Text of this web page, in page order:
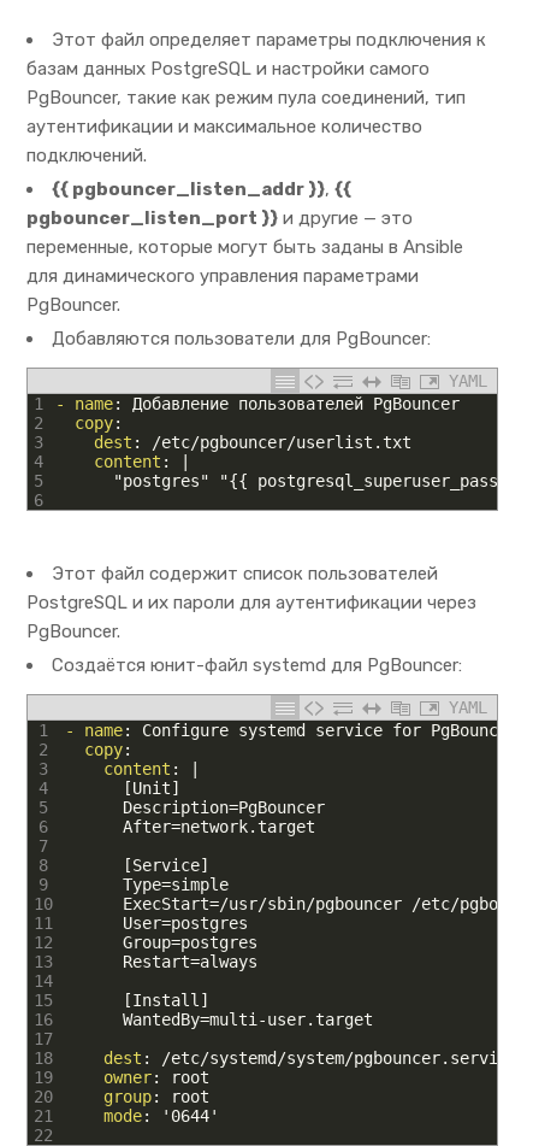
Этот файл определяет параметры подключения к
базам данных PostgreSQL и настройки самого
PgBouncer, такие как режим пула соединений, тип
аутентификации и максимальное количество
подключений.
{{ pgbouncer_listen_addr }},{{
pgbouncer_listen_port }} и другие — это
переменные, которые могут быть заданы в Ansible
для динамического управления параметрами
PgBouncer.
Добавляются пользователи для PgBouncer:
YAML
1
2
3
4
5
6
- name: Добавление пользователей PgBouncer
copy:
dest : /etc/pgbouncer/userlist.txt
content : |
"postgres"
"{{
Этот файл содержит список пользователей
PostgreSQL и их пароли для аутентификации через
PgBouncer.
Создаётся юнит-файл systemd для PgBouncer:
YAML
1
2
3
4
5
6
7
8
9
10
11
12
13
14
15
16
17
18
19
20
21
22
- name: Configure systemd service for PgBouncer
copy:
content : |
[Unit]
Description=PgBouncer
After=network. target
[Service]
Type=simple
ExecStart=/usr/sbin/pgbouncer
/etc/
User=postgres
Group=postgres
Restart=always
[Install]
WantedBy=multi-user. target
dest : /etc/systemd/system/pgbouncer.service
owner: root
group: root
mode: '0644'